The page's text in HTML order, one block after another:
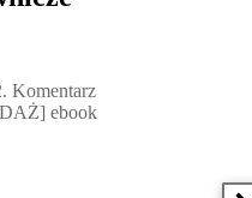
Komentarz
ebook